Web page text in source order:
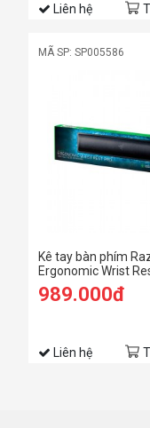
Liên hệ
MÃ SP: SP005586
Kê tay bàn phím
Ergonomic Wrist
Size KYB
989.000đ
Liên hệ